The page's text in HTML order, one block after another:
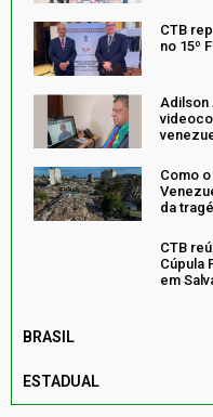
CTB
no 15º
Adilson
Como
da
CTB
Cúpula
em
BRASIL
ESTADUAL